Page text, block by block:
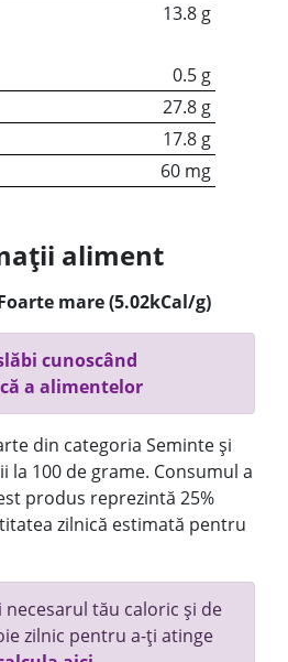
13.8 g
0.5 g
27.8 g
17.8 g
60 mg
aliment
mare (5.02kCal/g)
cunoscând
a alimentelor
din categoria Seminte și
la 100 de grame. Consumul a
produs reprezintă 25%
zilnică estimată pentru
necesarul tău caloric și de
zilnic pentru a-ți atinge